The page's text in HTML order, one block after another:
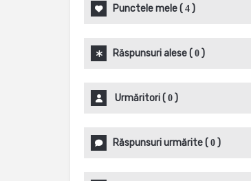
Punctele mele( 4 )
Răspunsuri alese( 0 )
Urmăritori( 0 )
Răspunsuri urmărite( 0 )